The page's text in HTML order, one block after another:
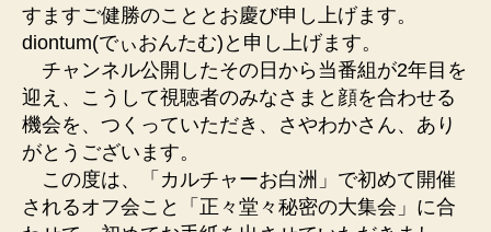
すますご健勝のこととお慶び申し上げます。
diontum(でぃおんたむ)と申し上げます。
チャンネル公開したその日から当番組が2年目を
迎え、こうして視聴者のみなさまと顔を合わせる
機会を、つくっていただき、さやわかさん、あり
がとうございます。
この度は、「カルチャーお白洲」で初めて開催
されるオフ会こと「正々堂々秘密の大集会」に合